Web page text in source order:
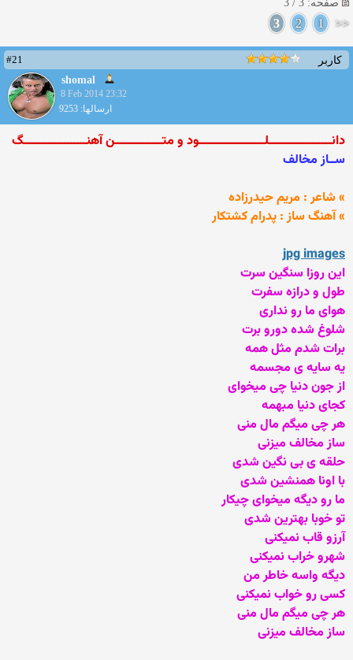
صفحه: 3 / 3
<<
1
2
3
کاربر
#21
shomal
8 Feb 2014 23:32
ارسالها: 9253
دانــــــــــــــــــــلـــــــــــــــــــــود و متـــــــــــــــن آهنــــــــــــــــــــگ
ســاز مخالف
» شاعر : مریم حیدرزاده
» آهنگ ساز : پدرام کشتکار
jpg images
این روزا سنگین سرت
طول و درازه سفرت
هوای ما رو نداری
شلوغ شده دورو برت
برات شدم مثل همه
یه سایه ی مجسمه
از جون دنیا چی میخوای
کجای دنیا مبهمه
هر چی میگم مال منی
ساز مخالف میزنی
حلقه ی بی نگین شدی
با اونا همنشین شدی
ما رو دیگه میخوای چیکار
تو خوبا بهترین شدی
آرزو قاب نمیکنی
شهرو خراب نمیکنی
دیگه واسه خاطر من
کسی رو خواب نمیکنی
هر چی میگم مال منی
ساز مخالف میزنی